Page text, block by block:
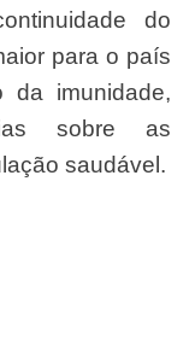
para o país
da imunidade,
sobre as
saudável.